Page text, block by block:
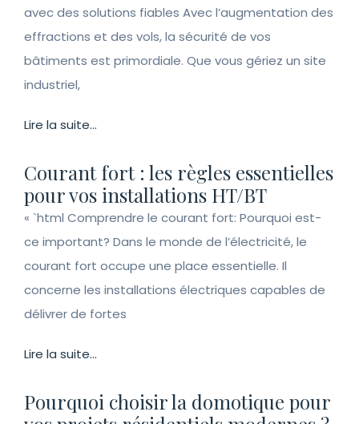
avec des solutions fiables Avec l’augmentation des
effractions et des vols, la sécurité de vos
bâtiments est primordiale. Que vous gériez un site
industriel,
Lire la suite...
Courant fort : les règles essentielles
pour vos installations HT/BT
« `html Comprendre le courant fort: Pourquoi est-
ce important? Dans le monde de l’électricité, le
courant fort occupe une place essentielle. Il
concerne les installations électriques capables de
délivrer de fortes
Lire la suite...
Pourquoi choisir la domotique pour